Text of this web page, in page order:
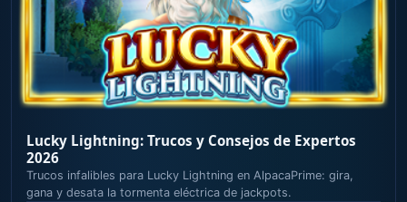
Lucky Lightning: Trucos y Consejos de Expertos
2026
Trucos infalibles para Lucky Lightning en AlpacaPrime: gira,
gana y desata la tormenta eléctrica de jackpots.